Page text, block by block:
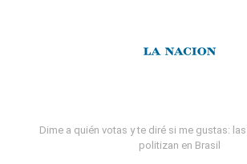
Dime a quién votas y te diré si me gustas:
politizan en Brasil